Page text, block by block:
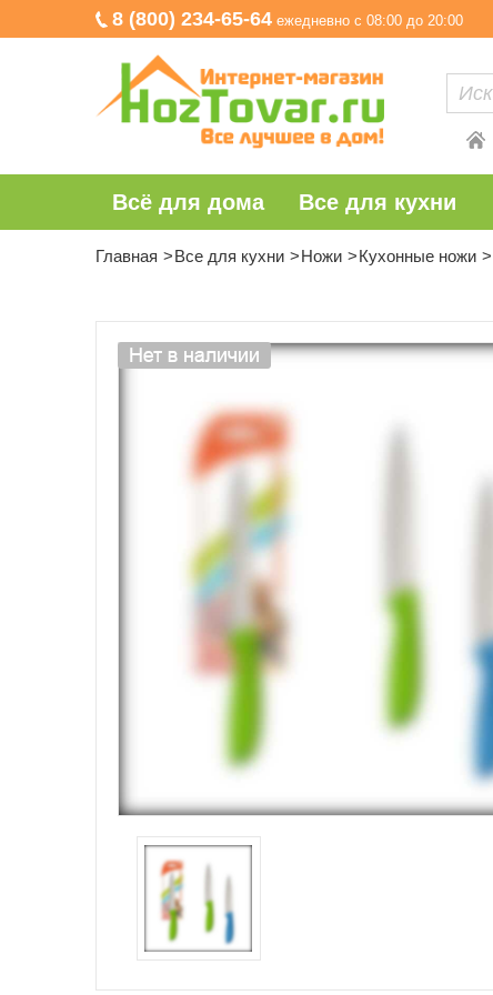
8 (800) 234-65-64 ежедневно с 08:00 до 20:00
Всё для дома Все для кухни
Главная Все для кухни Ножи Кухонные ножи